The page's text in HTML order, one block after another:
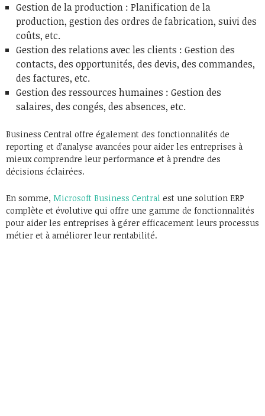
Gestion de la production : Planification de la
production, gestion des ordres de fabrication, suivi des
coûts, etc.
Gestion des relations avec les clients : Gestion des
contacts, des opportunités, des devis, des commandes,
des factures, etc.
Gestion des ressources humaines : Gestion des
salaires, des congés, des absences, etc.
Business Central offre également des fonctionnalités de
reporting et d’analyse avancées pour aider les entreprises à
mieux comprendre leur performance et à prendre des
décisions éclairées.
En somme, Microsoft Business Central est une solution ERP
complète et évolutive qui offre une gamme de fonctionnalités
pour aider les entreprises à gérer efficacement leurs processus
métier et à améliorer leur rentabilité.